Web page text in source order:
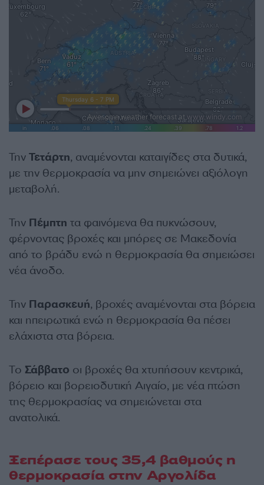
Την Τετάρτη, αναμένονται καταιγίδες στα δυτικά,
με την θερμοκρασία να μην σημειώνει αξιόλογη
μεταβολή.
Την Πέμπτη τα φαινόμενα θα πυκνώσουν,
φέρνοντας βροχές και μπόρες σε Μακεδονία
από το βράδυ ενώ η θερμοκρασία θα σημειώσει
νέα άνοδο.
Την Παρασκευή, βροχές αναμένονται στα βόρεια
και ηπειρωτικά ενώ η θερμοκρασία θα πέσει
ελάχιστα στα βόρεια.
Το Σάββατο οι βροχές θα χτυπήσουν κεντρικά,
βόρειο και βορειοδυτική Αιγαίο, με νέα πτώση
της θερμοκρασίας να σημειώνεται στα
ανατολικά.
Ξεπέρασε τους 35,4 βαθμούς η
θερμοκρασία στην Αργολίδα